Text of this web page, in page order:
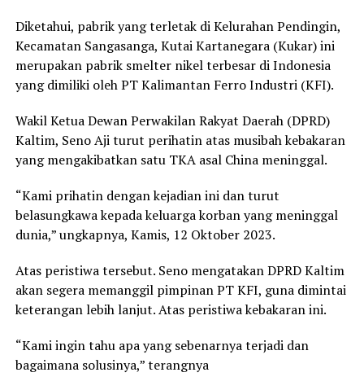
Diketahui, pabrik yang terletak di Kelurahan Pendingin,
Kecamatan Sangasanga, Kutai Kartanegara (Kukar) ini
merupakan pabrik smelter nikel terbesar di Indonesia
yang dimiliki oleh PT Kalimantan Ferro Industri (KFI).
Wakil Ketua Dewan Perwakilan Rakyat Daerah (DPRD)
Kaltim, Seno Aji turut perihatin atas musibah kebakaran
yang mengakibatkan satu TKA asal China meninggal.
“Kami prihatin dengan kejadian ini dan turut
belasungkawa kepada keluarga korban yang meninggal
dunia,” ungkapnya, Kamis, 12 Oktober 2023.
Atas peristiwa tersebut. Seno mengatakan DPRD Kaltim
akan segera memanggil pimpinan PT KFI, guna dimintai
keterangan lebih lanjut. Atas peristiwa kebakaran ini.
“Kami ingin tahu apa yang sebenarnya terjadi dan
bagaimana solusinya,” terangnya